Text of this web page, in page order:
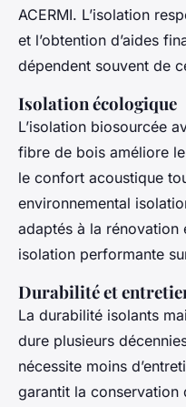
ACERMI. L’isolation
et l’obtention d’aides
dépendent souvent de
Isolation écologique
L’isolation biosourcée
fibre de bois améliore
le confort acoustique
environnemental
adaptés à la rénovation
isolation performante
Durabilité et
La durabilité isolants
dure plusieurs
nécessite moins
garantit la conservation